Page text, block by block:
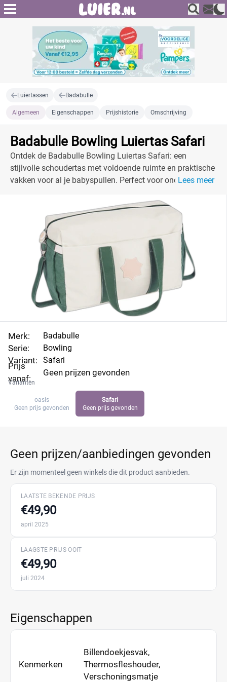
Luiertassen Badabulle
Algemeen Eigenschappen Prijshistorie Omschrijving
Badabulle Bowling Luiertas Safari
Ontdek de Badabulle Bowling Luiertas Safari: een
stijlvolle schoudertas met voldoende ruimte en praktische
vakken voor al je babyspullen. Perfect voor onderweg!
Lees meer
Merk:
Serie:
Variant:
Prijs
vanaf:
Badabulle
Bowling
Safari
Geen prijzen gevonden
Varianten
oasis
Geen prijs gevonden
Safari
Geen prijs gevonden
Geen prijzen/aanbiedingen gevonden
Er zijn momenteel geen winkels die dit product aanbieden.
LAATSTE BEKENDE PRIJS
€49,90
april 2025
LAAGSTE PRIJS OOIT
€49,90
juli 2024
Eigenschappen
Kenmerken
Billendoekjesvak,
Thermosfleshouder,
Verschoningsmatje